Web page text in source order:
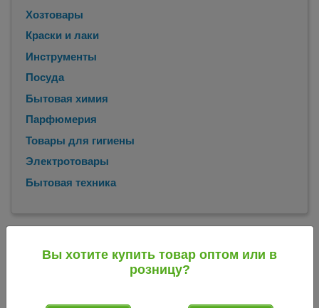
Хозтовары
Краски и лаки
Инструменты
Посуда
Бытовая химия
Парфюмерия
Товары для гигиены
Электротовары
Бытовая техника
консервирования металлическая винтовая Твист 1- 82
Магол Моно красная (Беларусь) (уп 20 шт/240 шт) 004224
Крышка для консервирования
Вы хотите купить товар оптом или в
розницу?